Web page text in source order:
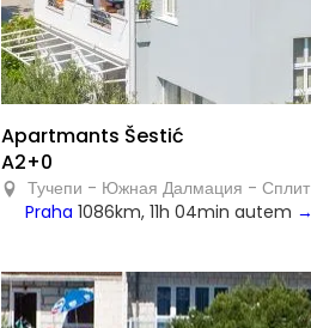
Apartmants Šestić
A2+0
Тучепи - Южная Далмация - Сплит
Praha 1086km, 11h 04min autem →